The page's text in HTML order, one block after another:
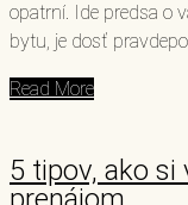
opatrní. Ide predsa o
bytu, je dosť
Read More
5 tipov, ako